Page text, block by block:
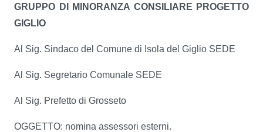
GRUPPO DI MINORANZA CONSILIARE PROGETTO
GIGLIO
Al Sig. Sindaco del Comune di Isola del Giglio SEDE
Al Sig. Segretario Comunale SEDE
Al Sig. Prefetto di Grosseto
OGGETTO: nomina assessori esterni.